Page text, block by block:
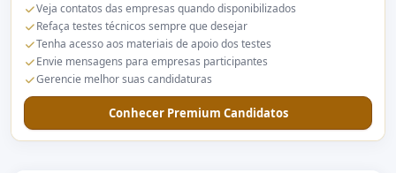
Veja contatos das empresas quando disponibilizados
Refaça testes técnicos sempre que desejar
Tenha acesso aos materiais de apoio dos testes
Envie mensagens para empresas participantes
Gerencie melhor suas candidaturas
Conhecer Premium Candidatos